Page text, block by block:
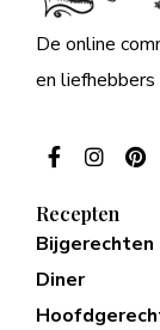
De online
en
Recepten
Bijgerechten
Diner